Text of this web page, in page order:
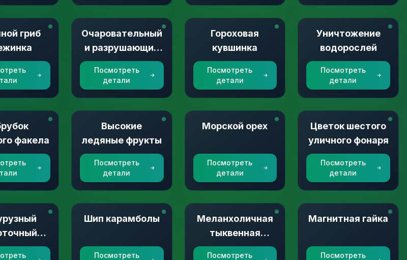
гриб
Очаровательный
и разрушающий
гриб
Посмотреть
детали
Гороховая
кувшинка
Посмотреть
детали
Уничтожение
водорослей
Посмотреть
детали
факела
Высокие
ледяные фрукты
Посмотреть
детали
Морской орех
Посмотреть
детали
Цветок шестого
уличного фонаря
Посмотреть
детали
Шип карамболы
Посмотреть
Меланхоличная
тыквенная
голова
Посмотреть
Магнитная гайка
Посмотреть